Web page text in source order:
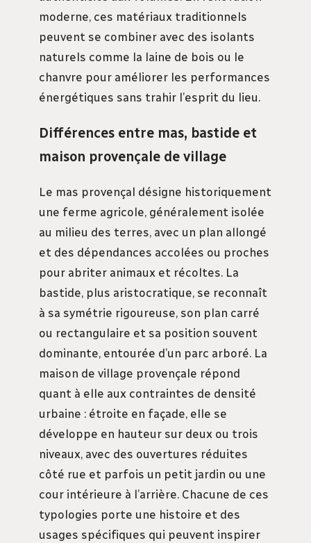
moderne, ces matériaux traditionnels
peuvent se combiner avec des isolants
naturels comme la laine de bois ou le
chanvre pour améliorer les performances
énergétiques sans trahir l’esprit du lieu.
Différences entre mas, bastide et
maison provençale de village
Le mas provençal désigne historiquement
une ferme agricole, généralement isolée
au milieu des terres, avec un plan allongé
et des dépendances accolées ou proches
pour abriter animaux et récoltes. La
bastide, plus aristocratique, se reconnaît
à sa symétrie rigoureuse, son plan carré
ou rectangulaire et sa position souvent
dominante, entourée d’un parc arboré. La
maison de village provençale répond
quant à elle aux contraintes de densité
urbaine : étroite en façade, elle se
développe en hauteur sur deux ou trois
niveaux, avec des ouvertures réduites
côté rue et parfois un petit jardin ou une
cour intérieure à l’arrière. Chacune de ces
typologies porte une histoire et des
usages spécifiques qui peuvent inspirer